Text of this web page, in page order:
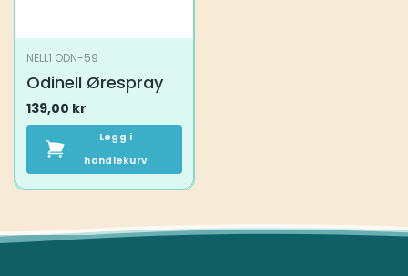
NELL1 ODN-59
Odinell Ørespray
139,00 kr
Legg i
handlekurv